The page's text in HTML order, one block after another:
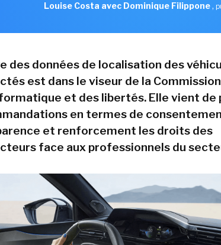
Louise Costa avec Dominique Filippone,
des données de localisation des
est dans le viseur de la
et des libertés. Elle vient de
en termes de
et renforcement les droits des
face aux professionnels du